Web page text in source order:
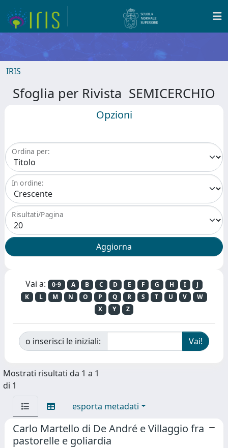
IRIS
Sfoglia per Rivista SEMICERCHIO
Opzioni
Ordina per:
In ordine:
Risultati/Pagina
Vai a: 0-9 A B C D E F G H I
J
K
L M N O P Q R S T U V
W
X
Y Z
o inserisci le iniziali:
Mostrati risultati da 1 a 1
di 1
esporta metadati
Carlo Martello di De André e Villaggio fra
pastorelle e goliardia